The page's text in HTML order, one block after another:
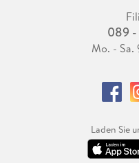
089 -
Mo. -
Laden Sie